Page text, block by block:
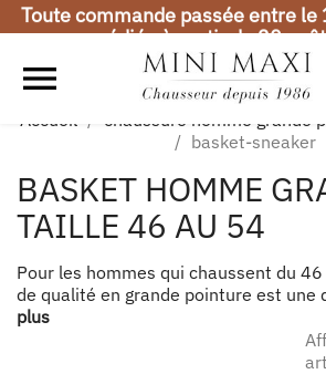
compréhension.
Vacances d'été
Toute commande passée entre
compréhension.
Vacances d'été
Toute commande passée entre le
sera expédiée à partir du 20
compréhension.

Accueil chaussure homme grande
basket-sneaker
BASKET HOMME
TAILLE 46 AU 54
Pour les hommes qui chaussent du
de qualité en grande pointure est une
plus